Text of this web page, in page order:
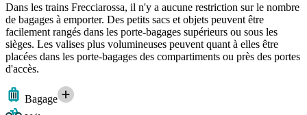
Dans les trains Frecciarossa, il n'y a aucune restriction sur le nombre
de bagages à emporter. Des petits sacs et objets peuvent être
facilement rangés dans les porte-bagages supérieurs ou sous les
sièges. Les valises plus volumineuses peuvent quant à elles être
placées dans les porte-bagages des compartiments ou près des portes
d'accès.
Bagage